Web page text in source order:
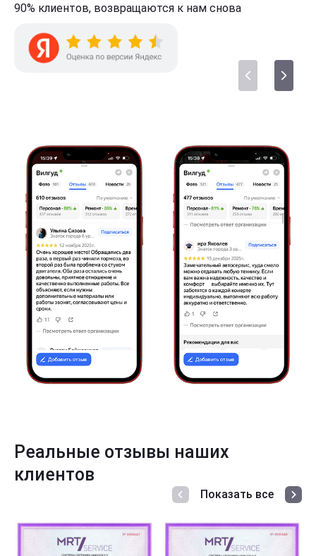
90% клиентов, возвращаются к нам снова
Реальные отзывы наших
клиентов
Показать все